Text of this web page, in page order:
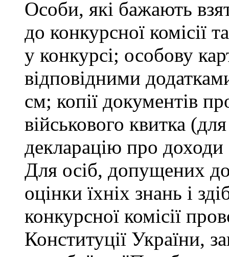
Особи, які бажають
до конкурсної комісії
у конкурсі; особову
відповідними
см; копії документів
військового квитка
декларацію про доходи
Для осіб, допущених
оцінки їхніх знань і
конкурсної комісії
Конституції України,